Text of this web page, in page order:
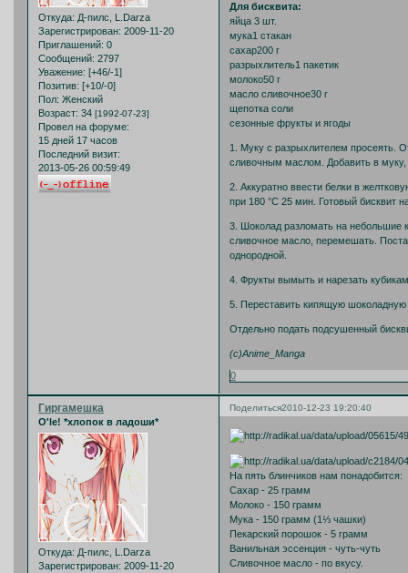
Откуда: Д-пилс, L.Darza
Зарегистрирован: 2009-11-20
Приглашений: 0
Сообщений: 2797
Уважение: [+46/-1]
Позитив: [+10/-0]
Пол: Женский
Возраст: 34 [1992-07-23]
Провел на форуме:
15 дней 17 часов
Последний визит:
2013-05-26 00:59:49
Для бисквита:
яйца 3 шт.
мука1 стакан
сахар200 г
разрыхлитель1 пакетик
молоко50 г
масло сливочное30 г
щепотка соли
сезонные фрукты и ягоды
1. Муку с разрыхлителем просеять.
сливочным маслом. Добавить в муку,
2. Аккуратно ввести белки в
при 180 °С 25 мин. Готовый бисквит
3. Шоколад разломать на небольшие
сливочное масло, перемешать.
однородной.
4. Фрукты вымыть и нарезать
5. Переставить кипящую шоколадную
Отдельно подать подсушенный
(c)Anime_Manga
0
Поделиться2010-12-23 19:20:40
Гиргамешка
O'le! *хлопок в ладоши*
Откуда: Д-пилс, L.Darza
Зарегистрирован: 2009-11-20
На пять блинчиков нам понадобится:
Сахар - 25 грамм
Молоко - 150 грамм
Мука - 150 грамм (1⅓ чашки)
Пекарский порошок - 5 грамм
Ванильная эссенция - чуть-чуть
Сливочное масло - по вкусу.